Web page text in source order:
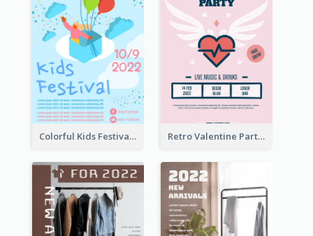
Colorful Kids Festival Flyer Retro Valentine Party Pink Flyers Design Templates